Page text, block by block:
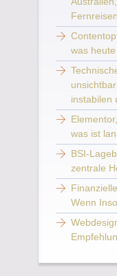
Fernreisen
was
instabilen
was ist
BSI-
zentrale
Wenn